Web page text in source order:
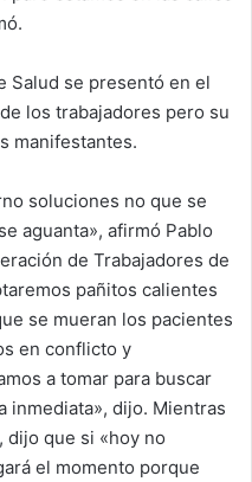
Salud se presentó en el
los trabajadores pero su
manifestantes.
soluciones no que se
aguanta», afirmó Pablo
de Trabajadores de
pañitos calientes
se mueran los pacientes
en conflicto y
a tomar para buscar
inmediata», dijo. Mientras
dijo que si «hoy no
el momento porque